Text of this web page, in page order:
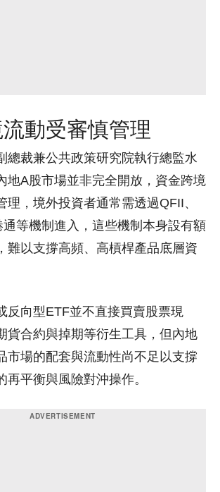
動受審慎管理
總裁兼公共政策研究院執行總監水
地A股市場並非完全開放，資金跨境
理，境外投資者通常需透過QFII、
等機制進入，這些機制本身設有額
難以支撐高頻、高槓桿產品底層資
反向型ETF並不直接買賣股票現
貨合約與掉期等衍生工具，但內地
市場的配套與流動性尚不足以支撐
再平衡與風險對沖操作。